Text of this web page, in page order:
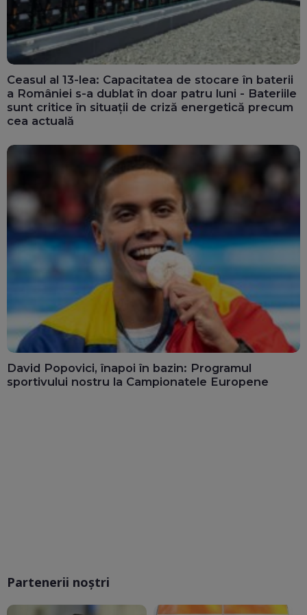
Ceasul al 13-lea: Capacitatea de stocare în baterii
a României s-a dublat în doar patru luni - Bateriile
sunt critice în situații de criză energetică precum
cea actuală
David Popovici, înapoi în bazin: Programul
sportivului nostru la Campionatele Europene
Partenerii noștri